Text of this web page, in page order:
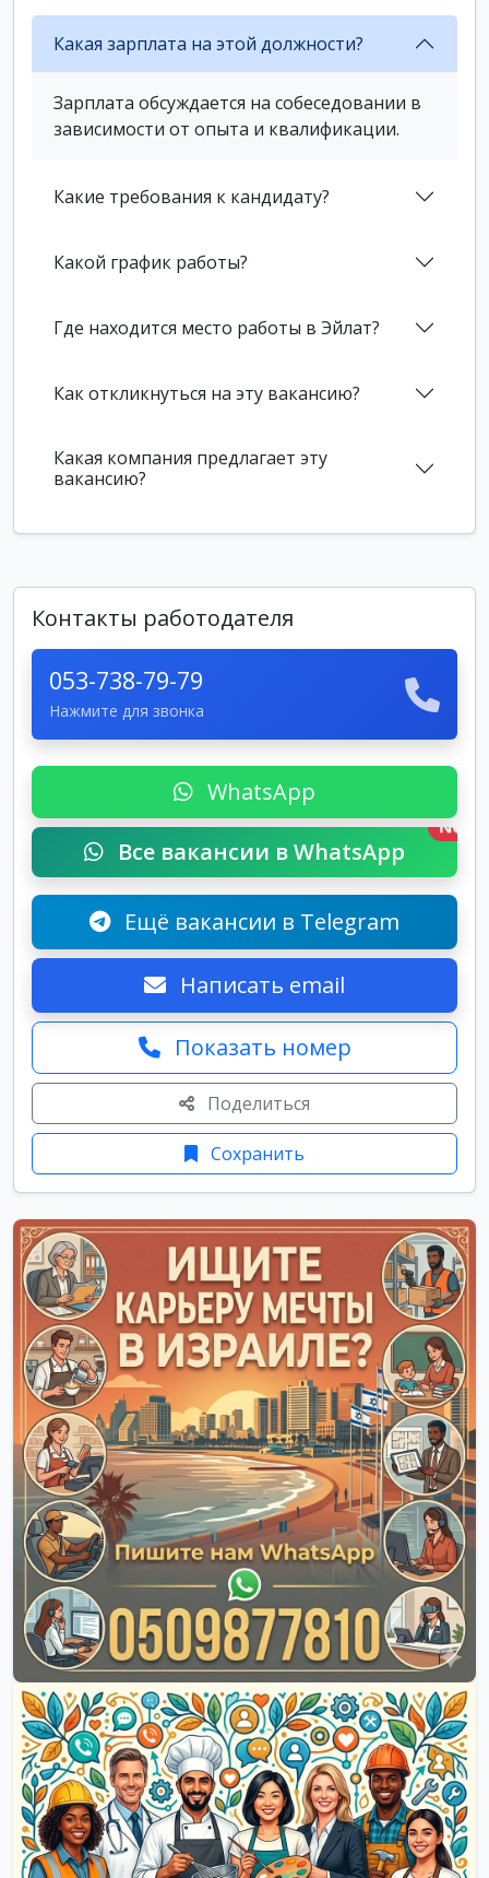
Какая зарплата на этой должности?
Зарплата обсуждается на собеседовании в
зависимости от опыта и квалификации.
Какие требования к кандидату?
Какой график работы?
Где находится место работы в Эйлат?
Как откликнуться на эту вакансию?
Какая компания предлагает эту
вакансию?
Контакты работодателя
053-738-79-79
Нажмите для звонка
WhatsApp
Все вакансии в WhatsApp
New
Ещё вакансии в Telegram
Написать email
Показать номер
Поделиться
Сохранить